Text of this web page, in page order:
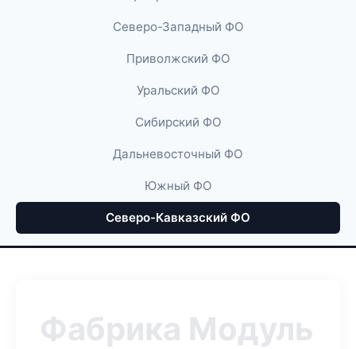
Северо-Западный ФО
Приволжский ФО
Уральский ФО
Сибирский ФО
Дальневосточный ФО
Южный ФО
Северо-Кавказский ФО
Фабрика Модуль